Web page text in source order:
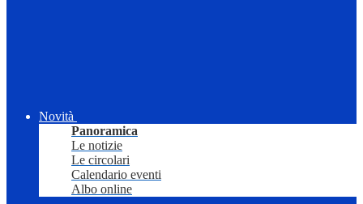
Novità
Panoramica
Le notizie
Le circolari
Calendario eventi
Albo online